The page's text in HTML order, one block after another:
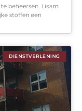
beheersen. Lisam
stoffen een
DIENSTVERLENING